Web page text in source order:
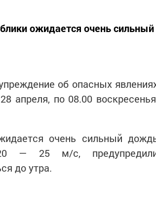
ожидается очень сильный
об опасных
апреля, по 08.00
очень сильный
— 25 м/с,
до утра.